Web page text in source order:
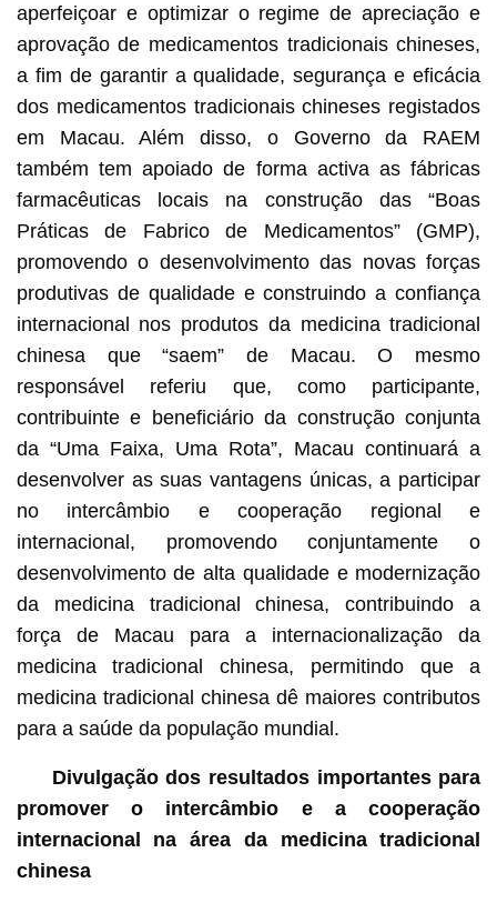
aperfeiçoar e optimizar o regime de apreciação e
aprovação de medicamentos tradicionais chineses,
a fim de garantir a qualidade, segurança e eficácia
dos medicamentos tradicionais chineses registados
em Macau. Além disso, o Governo da RAEM
também tem apoiado de forma activa as fábricas
farmacêuticas locais na construção das “Boas
Práticas de Fabrico de Medicamentos” (GMP),
promovendo o desenvolvimento das novas forças
produtivas de qualidade e construindo a confiança
internacional nos produtos da medicina tradicional
chinesa que “saem” de Macau. O mesmo
responsável referiu que, como participante,
contribuinte e beneficiário da construção conjunta
da “Uma Faixa, Uma Rota”, Macau continuará a
desenvolver as suas vantagens únicas, a participar
no intercâmbio e cooperação regional e
internacional, promovendo conjuntamente o
desenvolvimento de alta qualidade e modernização
da medicina tradicional chinesa, contribuindo a
força de Macau para a internacionalização da
medicina tradicional chinesa, permitindo que a
medicina tradicional chinesa dê maiores contributos
para a saúde da população mundial.
Divulgação dos resultados importantes para
promover o intercâmbio e a cooperação
internacional na área da medicina tradicional
chinesa